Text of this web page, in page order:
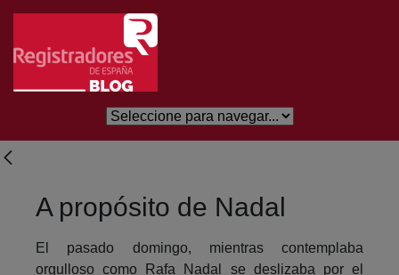
Salta al contingut principal
A propósito de Nadal
El pasado domingo, mientras contemplaba
orgulloso como Rafa Nadal se deslizaba por el